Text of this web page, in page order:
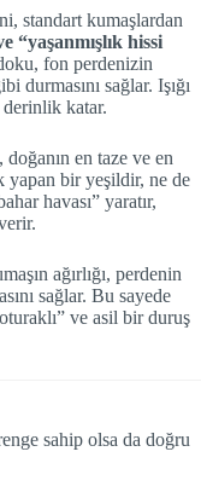
standart kumaşlardan
“yaşanmışlık hissi
fon perdenizin
durmasını sağlar. Işığı
derinlik katar.
doğanın en taze ve en
yapan bir yeşildir, ne de
havası” yaratır,
ağırlığı, perdenin
sağlar. Bu sayede
ve asil bir duruş
sahip olsa da doğru